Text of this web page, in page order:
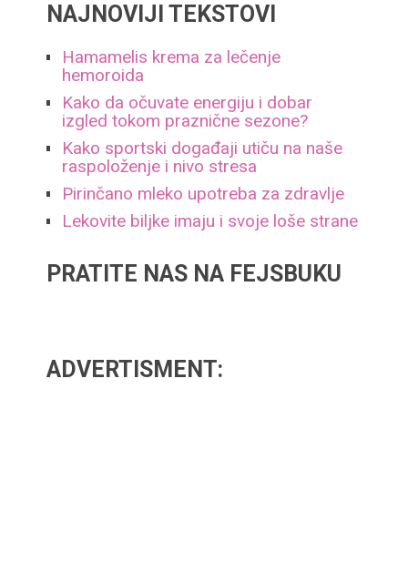
NAJNOVIJI TEKSTOVI
Hamamelis krema za lečenje
hemoroida
Kako da očuvate energiju i dobar
izgled tokom praznične sezone?
Kako sportski događaji utiču na naše
raspoloženje i nivo stresa
Pirinčano mleko upotreba za zdravlje
Lekovite biljke imaju i svoje loše strane
PRATITE NAS NA FEJSBUKU
ADVERTISMENT: